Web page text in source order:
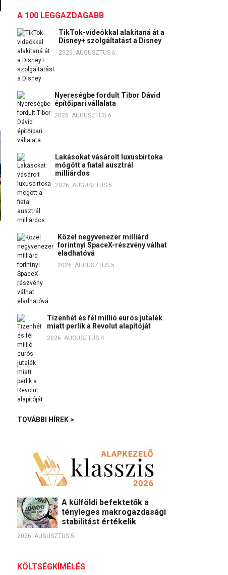
A 100 LEGGAZDAGABB
TikTok-videókkal alakítaná át a
Disney+ szolgáltatást a Disney
2026. AUGUSZTUS 6.
Nyereségbe fordult Tibor Dávid
építőipari vállalata
2026. AUGUSZTUS 6.
Lakásokat vásárolt luxusbirtoka
mögött a fiatal ausztrál
milliárdos
2026. AUGUSZTUS 5.
Közel negyvenezer milliárd
forintnyi SpaceX-részvény válhat
eladhatóvá
2026. AUGUSZTUS 5.
Tizenhét és fél millió eurós jutalék
miatt perlik a Revolut alapítóját
2026. AUGUSZTUS 4.
TOVÁBBI HÍREK >
A külföldi befektetők a
tényleges makrogazdasági
stabilitást értékelik
2026. AUGUSZTUS 5.
KÖLTSÉGKÍMÉLÉS